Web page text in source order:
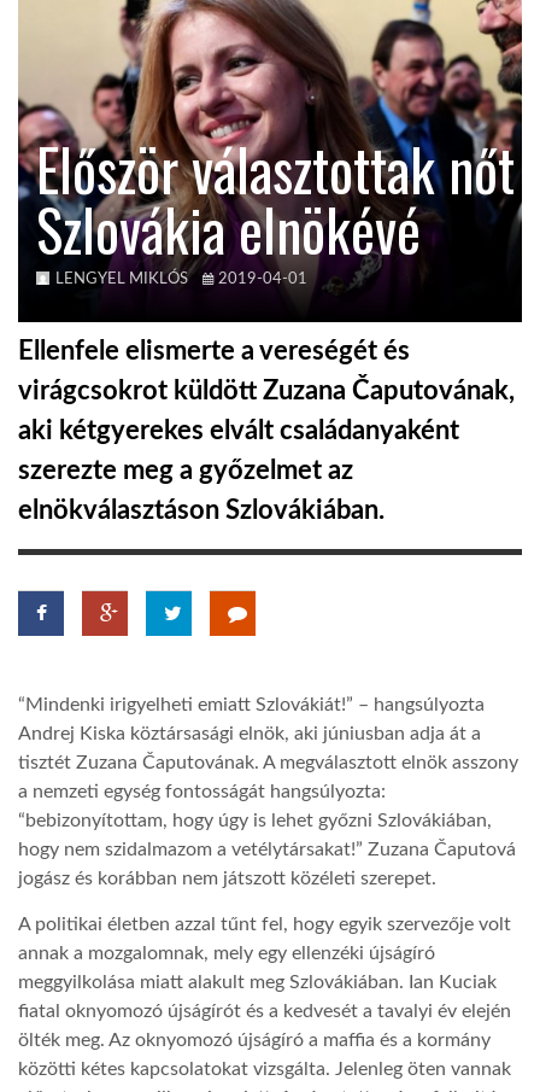
TROPICALMAGAZIN
GLOBOTV
AFRIKA TUDÁSTÁR
A NAP SZÉPE
LINKTR.EE
GLOBOZSARU
DOBRAVERO.HU
LATIMO.HU
Először választottak nőt
Szlovákia elnökévé
LENGYEL MIKLÓS 2019-04-01
Ellenfele elismerte a vereségét és
virágcsokrot küldött Zuzana Čaputovának,
aki kétgyerekes elvált családanyaként
szerezte meg a győzelmet az
elnökválasztáson Szlovákiában.
“Mindenki irigyelheti emiatt Szlovákiát!” – hangsúlyozta
Andrej Kiska köztársasági elnök, aki júniusban adja át a
tisztét Zuzana Čaputovának. A megválasztott elnök asszony
a nemzeti egység fontosságát hangsúlyozta:
“bebizonyítottam, hogy úgy is lehet győzni Szlovákiában,
hogy nem szidalmazom a vetélytársakat!” Zuzana Čaputová
jogász és korábban nem játszott közéleti szerepet.
A politikai életben azzal tűnt fel, hogy egyik szervezője volt
annak a mozgalomnak, mely egy ellenzéki újságíró
meggyilkolása miatt alakult meg Szlovákiában. Ian Kuciak
fiatal oknyomozó újságírót és a kedvesét a tavalyi év elején
ölték meg. Az oknyomozó újságíró a maffia és a kormány
közötti kétes kapcsolatokat vizsgálta. Jelenleg öten vannak